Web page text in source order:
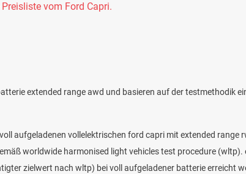
vom Ford Capri.
extended range awd und basieren auf der testmethodik
aufgeladenen vollelektrischen ford capri mit extended range
worldwide harmonised light vehicles test procedure (wltp).
zielwert nach wltp) bei voll aufgeladener batterie erreicht